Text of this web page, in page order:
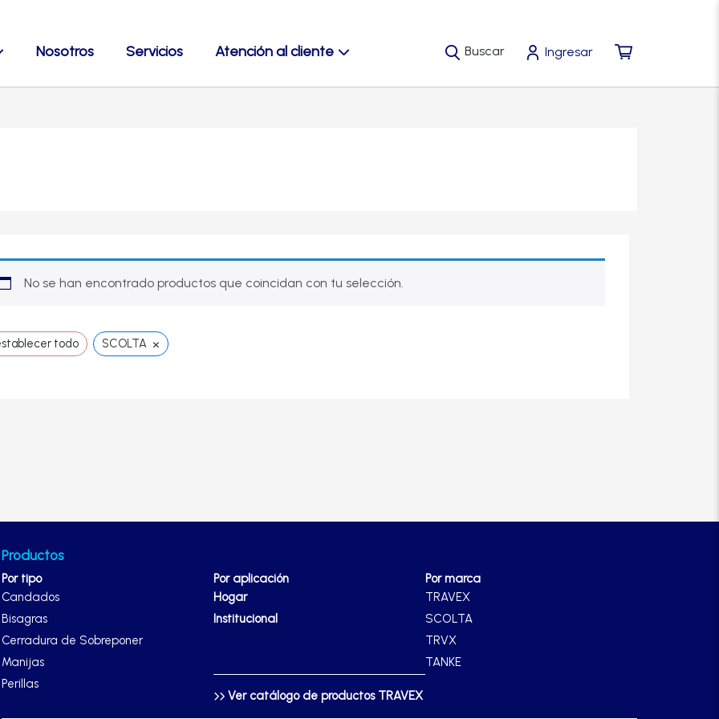
Nosotros Servicios Atención al cliente Buscar Ingresar
No se han encontrado productos que coincidan con tu selección.
todo SCOLTA ×
Productos
Por tipo
Candados
Bisagras
Cerradura de Sobreponer
Manijas
Perillas
Por aplicación
Hogar
Institucional
Por marca
TRAVEX
SCOLTA
TRVX
TANKE
Ver catálogo de productos TRAVEX